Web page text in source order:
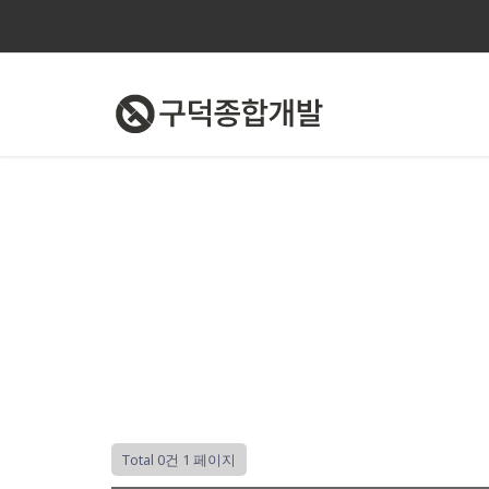
Total 0건 1 페이지